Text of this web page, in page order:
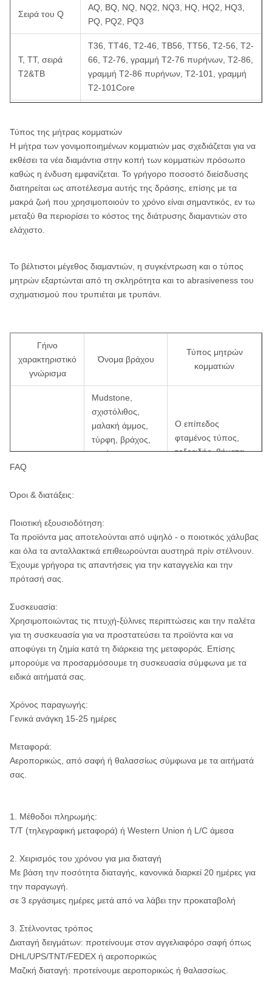
170
200 200
225
325
BQ
NQ
Σειρά του Q
AQ, BQ, NQ, NQ2, NQ3, HQ, HQ2, HQ3,
PQ, PQ2, PQ3
Τ, TT, σειρά
T2&TB
T36, TT46, T2-46, TB56, TT56, T2-56, T2-
66, T2-76, γραμμή T2-76 πυρήνων, T2-86,
γραμμή T2-86 πυρήνων, T2-101, γραμμή
T2-101Core
Σειρά Β
(iso3552-1)
B36, B46, B56, B66, B76, B86, B101,
B116, B131, B146
WF σειρά: HWF, PWF, SWF, UWF, ZWF
Σειρά
ΒΑΡΟΥΣ:
RWT, EWT, AWT, BWT, NWT, HWT (ενιαίος
σωλήνας/διπλός σωλήνας)
WM σειρά: EWM, AWM, BWM, NWM
μετρητών Ν
NWM, NWT, TNW
Κομμάτια
πυρήνων
WLH, wlh-3,830, wlh-3,895, WLH3,
WLHTT, HMLC, HWF-μακρύ, HWM, HWT
Τύπος της μήτρας κομματιών
Η μήτρα των γονιμοποιημένων κομματιών μας σχεδιάζεται για να
εκθέσει τα νέα διαμάντια στην κοπή των κομματιών πρόσωπο
καθώς η ένδυση εμφανίζεται. Το γρήγορο ποσοστό διείσδυσης
διατηρείται ως αποτέλεσμα αυτής της δράσης, επίσης με τα
μακρά ζωή που χρησιμοποιούν το χρόνο είναι σημαντικός, εν τω
μεταξύ θα περιορίσει το κόστος της διάτρυσης διαμαντιών στο
ελάχιστο.
Το βέλτιστοι μέγεθος διαμαντιών, η συγκέντρωση και ο τύπος
μητρών εξαρτώνται από τη σκληρότητα και το abrasiveness του
σχηματισμού που τρυπιέται με τρυπάνι.
Γήινο
χαρακτηριστικό
γνώρισμα
Όνομα βράχου
Τύπος μητρών
κομματιών
Μαλακός
Mudstone,
σχιστόλιθος,
μαλακή άμμος,
τύρφη, βράχος,
mudstone,
Ο επίπεδος
φταμένος τύπος,
τοξοειδής, βήματα
marl και άλλος
σκληρός
αμμώδης άργιλος
Μέσο
δολομίτης,
rhyolite, limonite,
κ.λπ.
Τα βήματα
διαμορφωμένος
τύπος κυνοειδών
δοντιών, που κυλά
διαμορφωμένο τον
granodiorite,
διαμορφωμένος
εργαλείο τύπου
Στερεό σκληρό
Σκληρός
γρανίτης, το
συγκρότημα
quartzite, σκληρή
πλάκα,
διαμόρφωσαν τον
τύπος κύκλων,
δοντιών.
διαμορφωμένου του
ηφαιστειακοί
FAQ
Όροι & διατάξεις:
Ποιοτική εξουσιοδότηση:
Τα προϊόντα μας αποτελούνται από υψηλό - ο ποιοτικός χάλυβας
και όλα τα ανταλλακτικά επιθεωρούνται αυστηρά πρίν στέλνουν.
Έχουμε γρήγορα τις απαντήσεις για την καταγγελία και την
πρότασή σας.
Συσκευασία:
Χρησιμοποιώντας τις πτυχή-ξύλινες περιπτώσεις και την παλέτα
για τη συσκευασία για να προστατεύσει τα προϊόντα και να
αποφύγει τη ζημία κατά τη διάρκεια της μεταφοράς. Επίσης
μπορούμε να προσαρμόσουμε τη συσκευασία σύμφωνα με τα
ειδικά αιτήματά σας.
Χρόνος παραγωγής:
Γενικά ανάγκη 15-25 ημέρες
Μεταφορά:
Αεροπορικώς, από σαφή ή θαλασσίως σύμφωνα με τα αιτήματά
σας.
1. Μέθοδοι πληρωμής:
T/T (τηλεγραφική μεταφορά) ή Western Union ή L/C άμεσα
2. Χειρισμός του χρόνου για μια διαταγή
Με βάση την ποσότητα διαταγής, κανονικά διαρκεί 20 ημέρες για
την παραγωγή.
σε 3 εργάσιμες ημέρες μετά από να λάβει την προκαταβολή
3. Στέλνοντας τρόπος
Διαταγή δειγμάτων: προτείνουμε στον αγγελιαφόρο σαφή όπως
DHL/UPS/TNT/FEDEX ή αεροπορικώς
Μαζική διαταγή: προτείνουμε αεροπορικώς ή θαλασσίως.